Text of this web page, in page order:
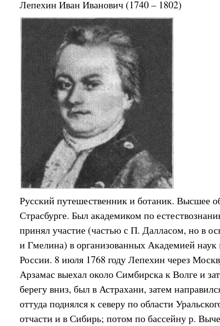
Лепехин Иван Иванович (1740 – 1802)
Русский путешественник и ботаник. Высшее
Страсбурге. Был академиком по
принял участие (частью с П. Далласом, но в
и Гмелина) в организованных Академией
России. 8 июля 1768 году Лепехин через
Арзамас выехал около Симбирска к Волге и
берегу вниз, был в Астрахани, затем
оттуда поднялся к северу по области
отчасти и в Сибирь; потом по бассейну р.